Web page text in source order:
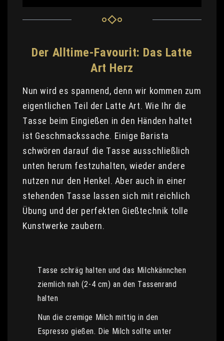
Der Alltime-Favourit: Das Latte
Art Herz
Nun wird es spannend, denn wir kommen zum
eigentlichen Teil der Latte Art. Wie Ihr die
Tasse beim Eingießen in den Händen haltet
ist Geschmackssache. Einige Barista
schwören darauf die Tasse ausschließlich
unten herum festzuhalten, wieder andere
nutzen nur den Henkel. Aber auch in einer
stehenden Tasse lassen sich mit reichlich
Übung und der perfekten Gießtechnik tolle
Kunstwerke zaubern.
Tasse schräg halten und das Milchkännchen
ziemlich nah (2-4 cm) an den Tassenrand
halten
Nun die cremige Milch mittig in den
Espresso gießen. Die Milch sollte unter